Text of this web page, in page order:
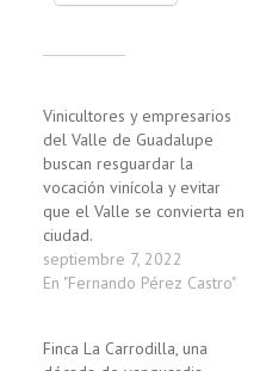
Vinicultores y empresarios
del Valle de Guadalupe
buscan resguardar la
vocación vinícola y evitar
que el Valle se convierta en
ciudad.
septiembre 7, 2022
En "Fernando Pérez Castro"
Finca La Carrodilla, una